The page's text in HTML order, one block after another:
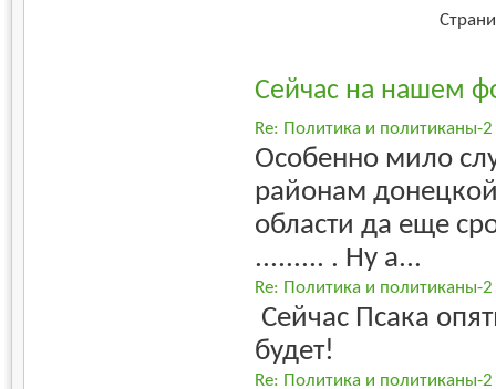
Сейчас на нашем
Re: Политика и политиканы-2
Особенно мило
районам
области да еще
......... . Ну а...
Re: Политика и политиканы-2
Сейчас Псака
будет!
Re: Политика и политиканы-2